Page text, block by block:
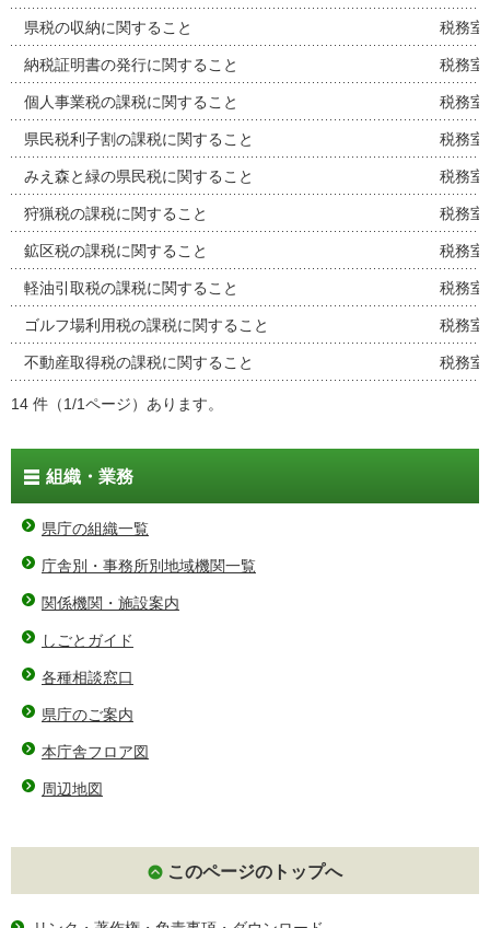
県税の収納に関すること 税務室
納税証明書の発行に関すること 税務室
個人事業税の課税に関すること 税務室
県民税利子割の課税に関すること 税務室
みえ森と緑の県民税に関すること 税務室
狩猟税の課税に関すること 税務室
鉱区税の課税に関すること 税務室
軽油引取税の課税に関すること 税務室
ゴルフ場利用税の課税に関すること 税務室
不動産取得税の課税に関すること 税務室
14 件（1/1ページ）あります。
組織・業務
県庁の組織一覧
庁舎別・事務所別地域機関一覧
関係機関・施設案内
しごとガイド
各種相談窓口
県庁のご案内
本庁舎フロア図
周辺地図
このページのトップへ